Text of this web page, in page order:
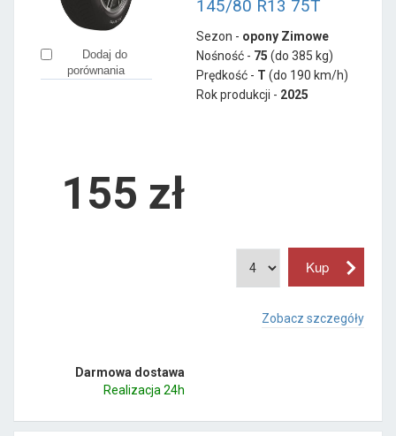
Dodaj do
porównania
145/80 R13 75T
Sezon - opony Zimowe
Nośność - 75 (do 385 kg)
Prędkość - T (do 190 km/h)
Rok produkcji - 2025
155 zł
Zobacz szczegóły
Darmowa dostawa
Realizacja 24h